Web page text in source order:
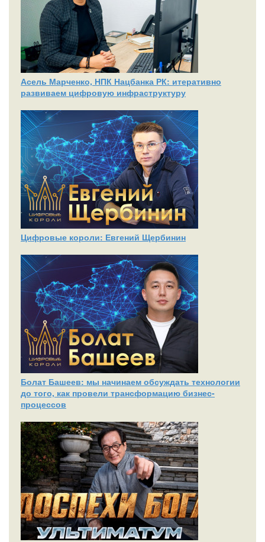
Асель Марченко, НПК Нацбанка РК: итеративно
развиваем цифровую инфраструктуру
Цифровые короли: Евгений Щербинин
Болат Башеев: мы начинаем обсуждать технологии
до того, как провели трансформацию бизнес-
процессов